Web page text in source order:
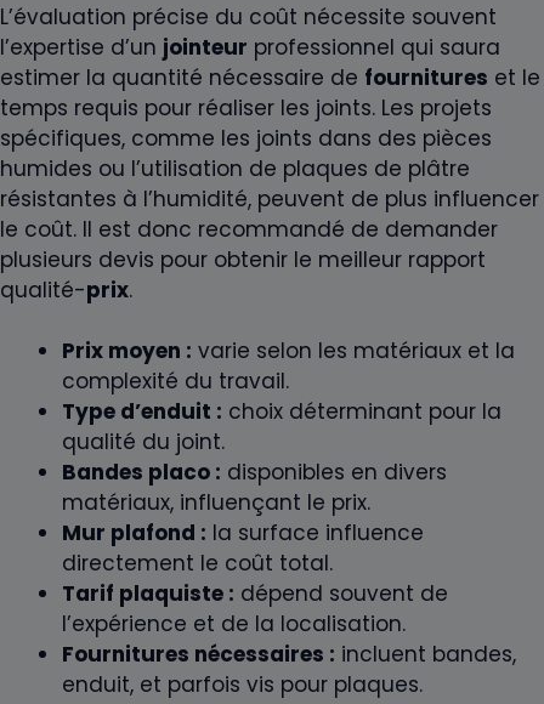
L’évaluation précise du coût nécessite souvent
l’expertise d’un jointeur professionnel qui saura
estimer la quantité nécessaire de fournitures et le
temps requis pour réaliser les joints. Les projets
spécifiques, comme les joints dans des pièces
humides ou l’utilisation de plaques de plâtre
résistantes à l’humidité, peuvent de plus influencer
le coût. Il est donc recommandé de demander
plusieurs devis pour obtenir le meilleur rapport
qualité-prix.
Prix moyen : varie selon les matériaux et la
complexité du travail.
Type d’enduit : choix déterminant pour la
qualité du joint.
Bandes placo : disponibles en divers
matériaux, influençant le prix.
Mur plafond : la surface influence
directement le coût total.
Tarif plaquiste : dépend souvent de
l’expérience et de la localisation.
Fournitures nécessaires : incluent bandes,
enduit, et parfois vis pour plaques.